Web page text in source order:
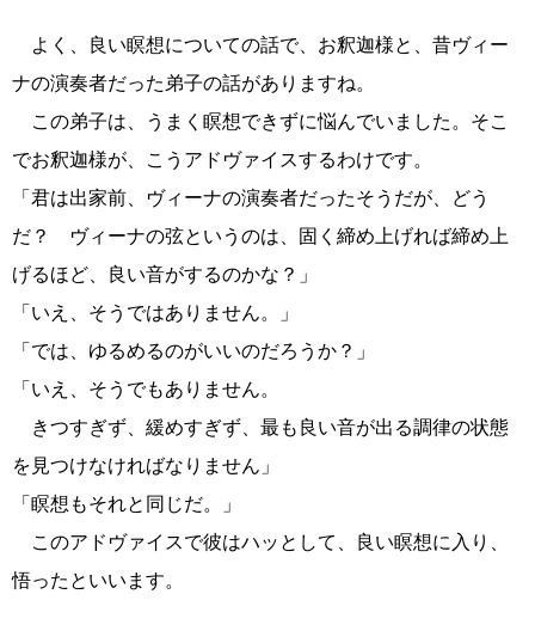
よく、良い瞑想についての話で、お釈迦様と、昔ヴィー
ナの演奏者だった弟子の話がありますね。
この弟子は、うまく瞑想できずに悩んでいました。そこ
でお釈迦様が、こうアドヴァイスするわけです。
「君は出家前、ヴィーナの演奏者だったそうだが、どう
だ？ ヴィーナの弦というのは、固く締め上げれば締め上
げるほど、良い音がするのかな？」
「いえ、そうではありません。」
「では、ゆるめるのがいいのだろうか？」
「いえ、そうでもありません。
きつすぎず、緩めすぎず、最も良い音が出る調律の状態
を見つけなければなりません」
「瞑想もそれと同じだ。」
このアドヴァイスで彼はハッとして、良い瞑想に入り、
悟ったといいます。